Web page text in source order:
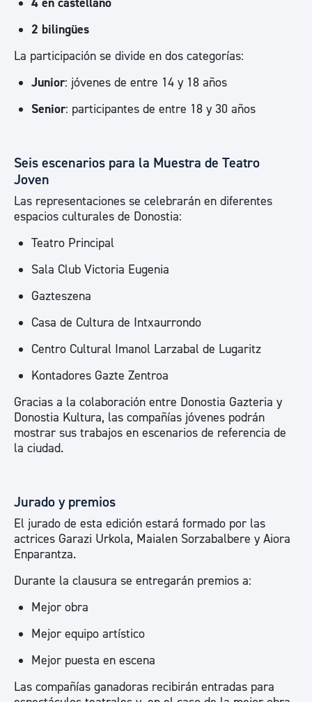
2 bilingües
La participación se divide en dos categorías:
Junior: jóvenes de entre 14 y 18 años
Senior: participantes de entre 18 y 30 años
Seis escenarios para la Muestra de Teatro
Joven
Las representaciones se celebrarán en diferentes
espacios culturales de Donostia:
Teatro Principal
Sala Club Victoria Eugenia
Gazteszena
Casa de Cultura de Intxaurrondo
Centro Cultural Imanol Larzabal de Lugaritz
Kontadores Gazte Zentroa
Gracias a la colaboración entre Donostia Gazteria y
Donostia Kultura, las compañías jóvenes podrán
mostrar sus trabajos en escenarios de referencia de
la ciudad.
Jurado y premios
El jurado de esta edición estará formado por las
actrices Garazi Urkola, Maialen Sorzabalbere y Aiora
Enparantza.
Durante la clausura se entregarán premios a:
Mejor obra
Mejor equipo artístico
Mejor puesta en escena
Las compañías ganadoras recibirán entradas para